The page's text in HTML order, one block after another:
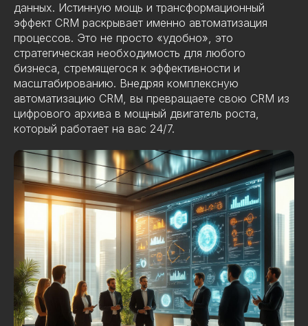
данных. Истинную мощь и трансформационный
эффект CRM раскрывает именно автоматизация
процессов. Это не просто «удобно», это
стратегическая необходимость для любого
бизнеса, стремящегося к эффективности и
масштабированию. Внедряя комплексную
автоматизацию CRM, вы превращаете свою CRM из
цифрового архива в мощный двигатель роста,
который работает на вас 24/7.